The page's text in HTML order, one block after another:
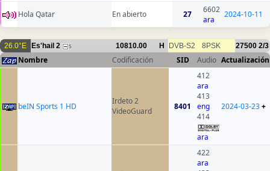
Hola Qatar En abierto 27
6602
ara
2024-10-11
26.0°E Es'hail 2 5 10810.00 H DVB-S2 8PSK 27500 2/3
Nombre Codificación SID Audio Actualización
beIN Sports 1 HD
Irdeto 2
VideoGuard
8401
412
ara
413
eng
414
ara
2024-03-23+
422
ara